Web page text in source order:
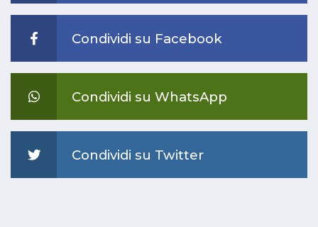
Condividi su Facebook
Condividi su WhatsApp
Condividi su Twitter